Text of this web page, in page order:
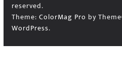
reserved.
Theme: ColorMag Pro by
WordPress.